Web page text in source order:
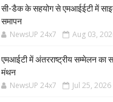
सी-डैक के सहयोग से एमआईईटी में
समापन
NewsUP 24x7 Aug 03,
एमआईटी में अंतरराष्ट्रीय सम्मेलन का
मंथन
NewsUP 24x7 Jul 25, 2026